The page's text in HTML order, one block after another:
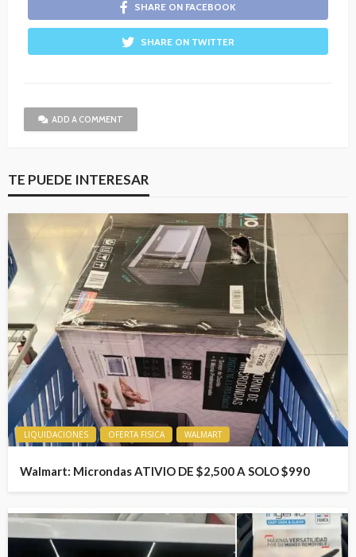
SHARE ON FACEBOOK
SHARE ON TWITTER
ADD A COMMENT
TE PUEDE INTERESAR
LIQUIDACIONES OFERTA FISICA WALMART
Walmart: Microndas ATIVIO DE $2,500 A SOLO $990